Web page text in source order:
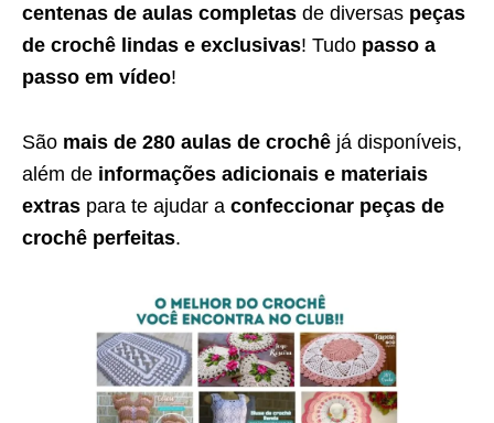
centenas de aulas completas de diversas peças
de crochê lindas e exclusivas! Tudo passo a
passo em vídeo!
São mais de 280 aulas de crochê já disponíveis,
além de informações adicionais e materiais
extras para te ajudar a confeccionar peças de
crochê perfeitas.